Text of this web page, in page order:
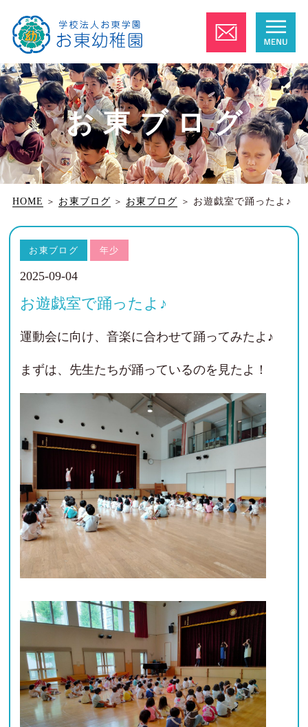
お東ブログ
HOME ＞ お東ブログ ＞ お東ブログ ＞ お遊戯室で踊ったよ♪
お東ブログ 年少
2025-09-04
お遊戯室で踊ったよ♪
運動会に向け、音楽に合わせて踊ってみたよ♪
まずは、先生たちが踊っているのを見たよ！